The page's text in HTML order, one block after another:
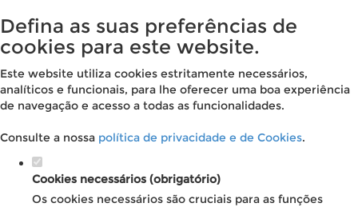
Defina as suas preferências de
cookies para este website.
Este website utiliza cookies estritamente necessários,
analíticos e funcionais, para lhe oferecer uma boa experiência
de navegação e acesso a todas as funcionalidades.
Consulte a nossa política de privacidade e de Cookies.
Cookies necessários (obrigatório)
Os cookies necessários são cruciais para as funções